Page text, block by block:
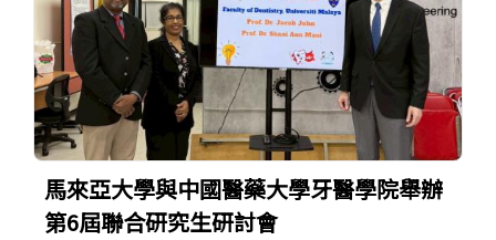
馬來亞大學與中國醫藥大學牙醫學院舉辦
第6屆聯合研究生研討會